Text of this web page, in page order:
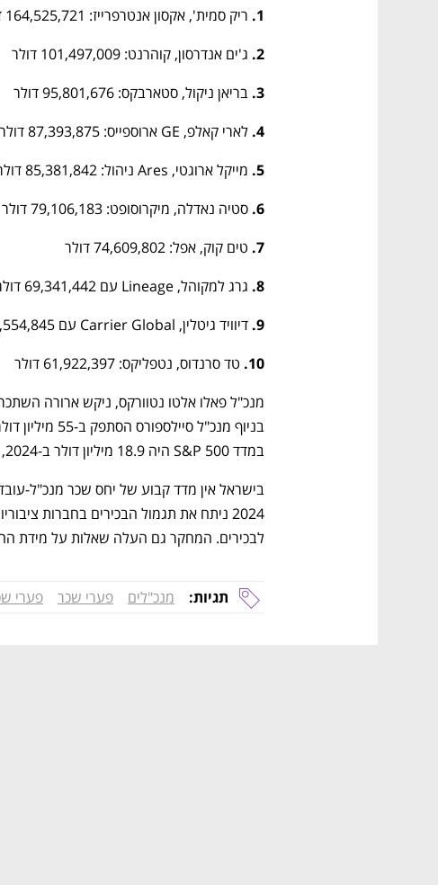
1. ריק סמית', אקסון אנטרפרייז: 164,525,721 דולר
2. ג'ים אנדרסון, קוהרנט: 101,497,009 דולר
3. בריאן ניקול, סטארבקס: 95,801,676 דולר
4. לארי קאלפ, GE ארוספייס: 87,393,875 דולר
5. מייקל ארוגטי, Ares ניהול: 85,381,842 דולר
6. סטיה נאדלה, מיקרוסופט: 79,106,183 דולר
7. טים קוק, אפל: 74,609,802 דולר
8. גרג למקוהל, Lineage עם 69,341,442 דולר
9. דיוויד גיטלין, Carrier Global עם 65,554,845 דולר
10. טד סרנדוס, נטפליקס: 61,922,397 דולר
במדד S&P 500 היה 18.9 מיליון דולר ב-2024, פי 285 משכר העובד הממוצע בחברה במדד.
לבכירים. המחקר גם העלה שאלות על מידת
תגיות: מנכ"לים פערי שכר פערי